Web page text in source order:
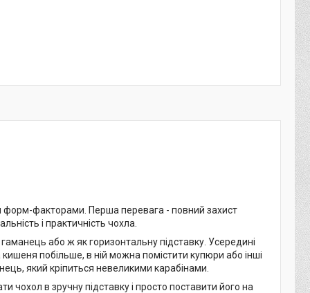
форм-факторами. Перша перевага - повний захист
і практичність чохла.
або ж як горизонтальну підставку. Усередині
побільше, в ній можна помістити купюри або інші
який кріпиться невеликими карабінами.
чохол в зручну підставку і просто поставити його на